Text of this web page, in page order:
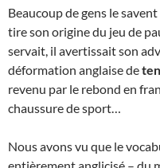
Beaucoup de gens le
tire son origine du jeu de
servait, il avertissait son
déformation anglaise de
revenu par le rebond en
chaussure de sport…
Nous avons vu que le